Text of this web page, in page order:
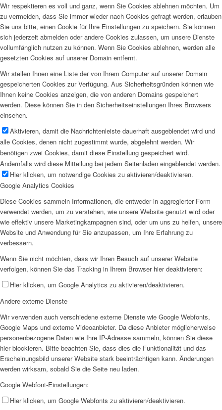
Wir respektieren es voll und ganz, wenn Sie Cookies ablehnen möchten. Um
zu vermeiden, dass Sie immer wieder nach Cookies gefragt werden, erlauben
Sie uns bitte, einen Cookie für Ihre Einstellungen zu speichern. Sie können
sich jederzeit abmelden oder andere Cookies zulassen, um unsere Dienste
vollumfänglich nutzen zu können. Wenn Sie Cookies ablehnen, werden alle
gesetzten Cookies auf unserer Domain entfernt.
Wir stellen Ihnen eine Liste der von Ihrem Computer auf unserer Domain
gespeicherten Cookies zur Verfügung. Aus Sicherheitsgründen können wie
Ihnen keine Cookies anzeigen, die von anderen Domains gespeichert
werden. Diese können Sie in den Sicherheitseinstellungen Ihres Browsers
einsehen.
Aktivieren, damit die Nachrichtenleiste dauerhaft ausgeblendet wird und
alle Cookies, denen nicht zugestimmt wurde, abgelehnt werden. Wir
benötigen zwei Cookies, damit diese Einstellung gespeichert wird.
Andernfalls wird diese Mitteilung bei jedem Seitenladen eingeblendet werden.
Hier klicken, um notwendige Cookies zu aktivieren/deaktivieren.
Google Analytics Cookies
Diese Cookies sammeln Informationen, die entweder in aggregierter Form
verwendet werden, um zu verstehen, wie unsere Website genutzt wird oder
wie effektiv unsere Marketingkampagnen sind, oder um uns zu helfen, unsere
Website und Anwendung für Sie anzupassen, um Ihre Erfahrung zu
verbessern.
Wenn Sie nicht möchten, dass wir Ihren Besuch auf unserer Website
verfolgen, können Sie das Tracking in Ihrem Browser hier deaktivieren:
Hier klicken, um Google Analytics zu aktivieren/deaktivieren.
Andere externe Dienste
Wir verwenden auch verschiedene externe Dienste wie Google Webfonts,
Google Maps und externe Videoanbieter. Da diese Anbieter möglicherweise
personenbezogene Daten wie Ihre IP-Adresse sammeln, können Sie diese
hier blockieren. Bitte beachten Sie, dass dies die Funktionalität und das
Erscheinungsbild unserer Website stark beeinträchtigen kann. Änderungen
werden wirksam, sobald Sie die Seite neu laden.
Google Webfont-Einstellungen:
Hier klicken, um Google Webfonts zu aktivieren/deaktivieren.